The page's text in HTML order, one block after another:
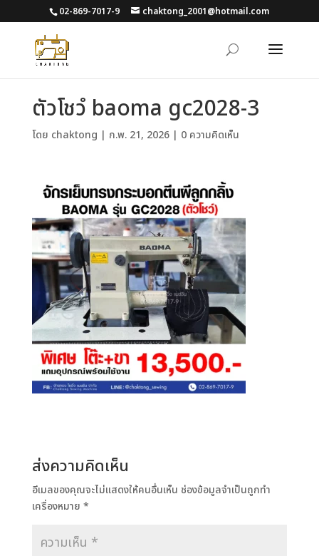
02-869-7017-9 chaktong_2001@hotmail.com
ตัวโชวํ baoma gc2028-3
โดย chaktong | ก.พ. 21, 2026| 0 ความคิดเห็น
ส่งความคิดเห็น
อีเมลของคุณจะไม่แสดงให้คนอื่นเห็น ช่องข้อมูลจำเป็นถูกทำ
เครื่องหมาย *